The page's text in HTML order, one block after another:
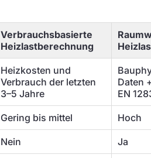
Verbrauchsbasierte
Heizlastberechnung
Heizkosten und
Verbrauch der letzten
3–5 Jahre
Daten
EN
Gering bis mittel Hoch
Nein Ja